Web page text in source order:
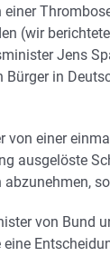
einer
(wir
Jens
Bürger in
von einer
ausgelöste
von Bund